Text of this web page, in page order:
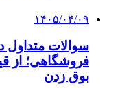
۱۴۰۵/۰۴/۰۹
سوالات متداول
فروشگاهی؛ از
بوق زدن